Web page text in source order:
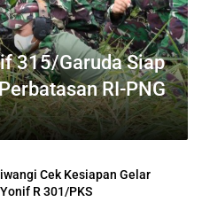
315/Garuda Siap
RI-PNG
Cek Kesiapan Gelar
R 301/PKS